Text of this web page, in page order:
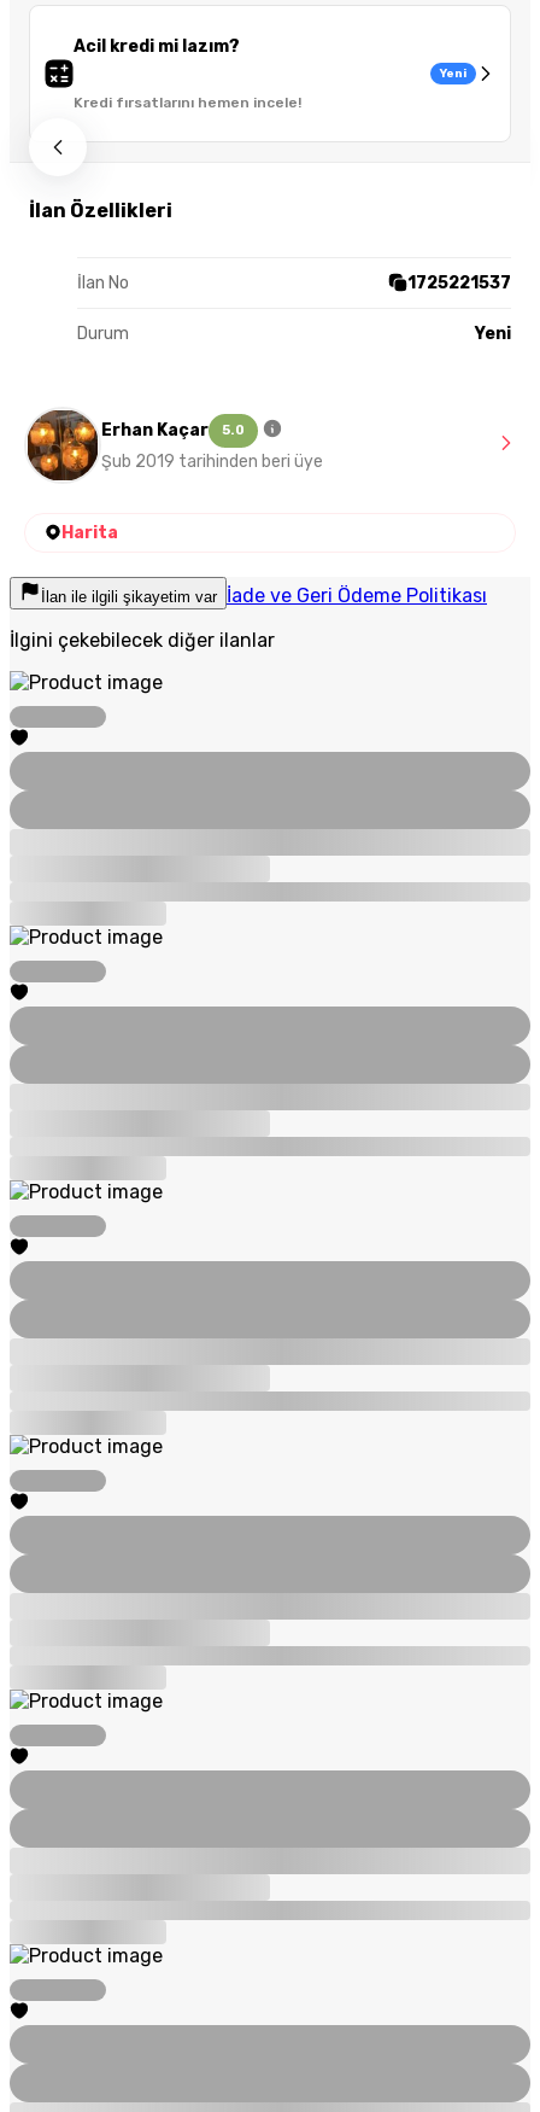
Acil kredi mi lazım?
Kredi fırsatlarını hemen incele!
Yeni
İlan Özellikleri
İlan No 1725221537
Durum Yeni
Erhan Kaçar 5.0
Şub 2019 tarihinden beri üye
Harita
İlan ile ilgili şikayetim var İade ve Geri Ödeme Politikası
İlgini çekebilecek diğer ilanlar